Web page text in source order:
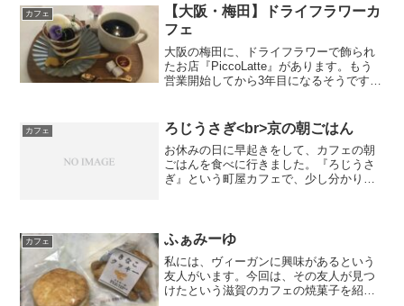
キ...
カフェ
【大阪・梅田】ドライフラワーカ
フェ
大阪の梅田に、ドライフラワーで飾られ
たお店『PiccoLatte』があります。もう
営業開始してから3年目になるそうです
た。PiccoLatte紫を全面に押し出した内
装にな...
カフェ ろじうさぎ<br>京の朝ごはん
お休みの日に早起きをして、カフェの朝
ごはんを食べに行きました。『ろじうさ
ぎ』という町屋カフェで、少し分かりづ
●【味噌汁】赤だし、大根...
カフェ ふぁみーゆ
私には、ヴィーガンに興味があるという
友人がいます。今回は、その友人が見つ
けたという滋賀のカフェの焼菓子を紹介